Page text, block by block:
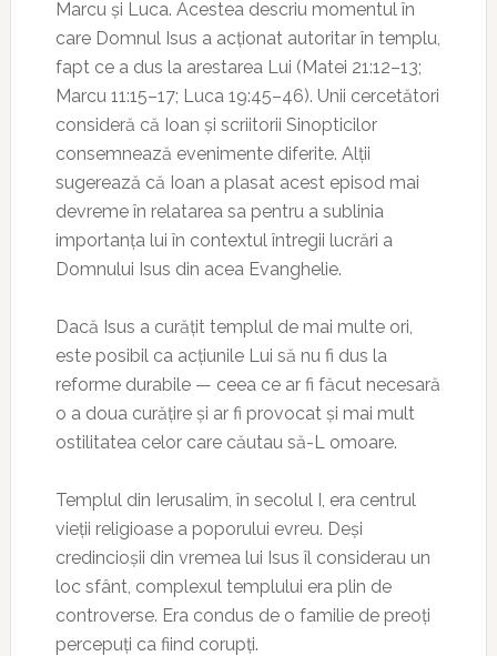
Marcu și Luca. Acestea descriu momentul în
care Domnul Isus a acționat autoritar în templu,
fapt ce a dus la arestarea Lui (Matei 21:12–13;
Marcu 11:15–17; Luca 19:45–46). Unii cercetători
consideră că Ioan și scriitorii Sinopticilor
consemnează evenimente diferite. Alții
sugerează că Ioan a plasat acest episod mai
devreme în relatarea sa pentru a sublinia
importanța lui în contextul întregii lucrări a
Domnului Isus din acea Evanghelie.
Dacă Isus a curățit templul de mai multe ori,
este posibil ca acțiunile Lui să nu fi dus la
reforme durabile — ceea ce ar fi făcut necesară
o a doua curățire și ar fi provocat și mai mult
ostilitatea celor care căutau să-L omoare.
Templul din Ierusalim, în secolul I, era centrul
vieții religioase a poporului evreu. Deși
credincioșii din vremea lui Isus îl considerau un
loc sfânt, complexul templului era plin de
controverse. Era condus de o familie de preoți
percepuți ca fiind corupți.